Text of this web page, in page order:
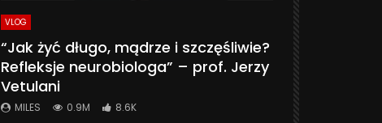
VLOG
“Jak żyć długo, mądrze i szczęśliwie?
Refleksje neurobiologa” – prof. Jerzy
Vetulani
MILES 0.9M 8.6K